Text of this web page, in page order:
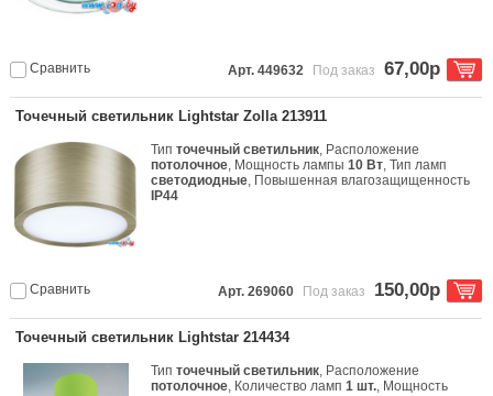
Сравнить Арт. 449632 Под заказ 67,00р
Точечный светильник Lightstar Zolla 213911
Типточечный светильник, Расположение
потолочное, Мощность лампы10 Вт, Тип ламп
светодиодные, Повышенная влагозащищенность
IP44
Сравнить Арт. 269060 Под заказ 150,00р
Точечный светильник Lightstar 214434
Типточечный светильник, Расположение
потолочное, Количество ламп1 шт., Мощность